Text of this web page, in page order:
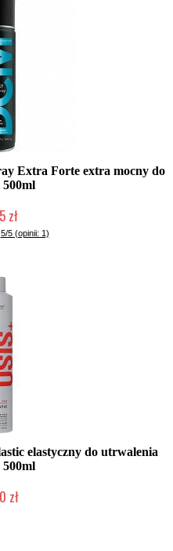
Extra Forte extra mocny do
500ml
zł
5/5 (opinii: 1)
elastyczny do utrwalenia
zł